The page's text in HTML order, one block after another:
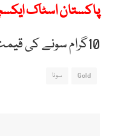
پاکستان اسٹاک ایکسچینج میں مثبت
10گرام سونے کی قیمت 386 روپے بڑھ گئی، دس گرام سونا ایک لاکھ 95 ہزار 988 روپے کا ہو گیا۔
Gold سونا